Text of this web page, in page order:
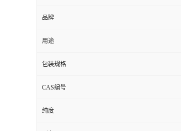
品牌
用途
包装规格
CAS编号
纯度